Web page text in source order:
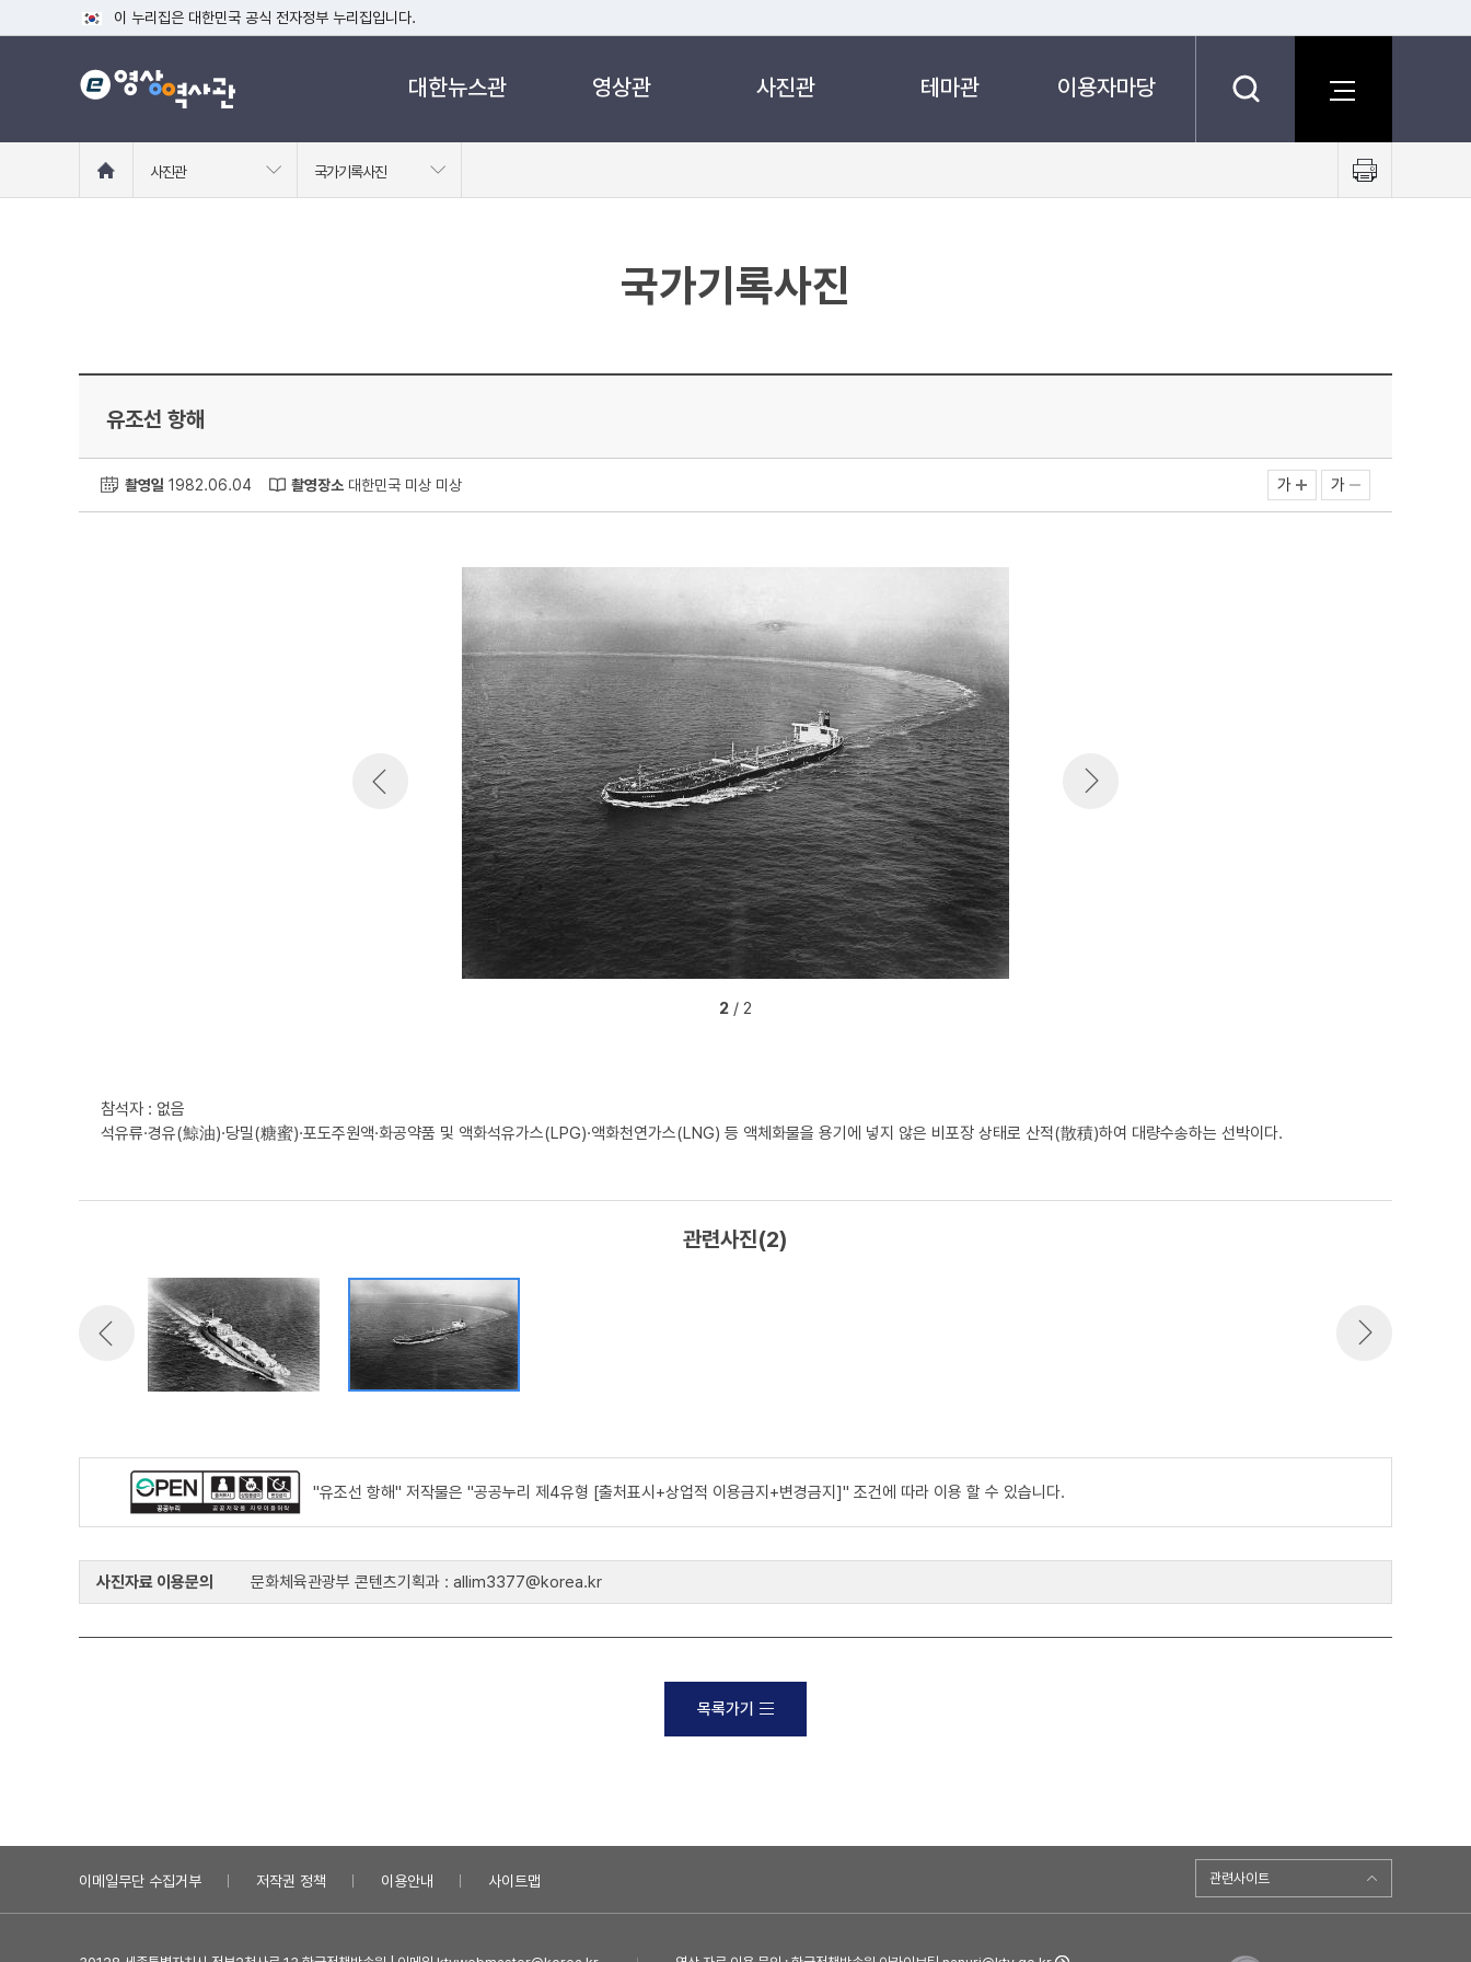
이 누리집은 대한민국 공식 전자정부 누리집입니다.
공식 누리집 주소 확인하기
go.kr 주소를 사용하는 누리집은 대한민국 정부기관이 관리하는 누리집입니다.
대한뉴스관 영상관 사진관 테마관 이용자마당
로
사진관 국가기록사진
트
국가기록사진
유조선 항해
촬영일 1982.06.04 촬영장소 대한민국 미상 미상 가 가
2 / 2
참석자 : 없음
석유류·경유(鯨油)·당밀(糖蜜)·포도주원액·화공약품 및 액화석유가스(LPG)·액화천연가스(LNG) 등 액체화물을 용기에 넣지 않은 비포장 상태로 산적(散積)하여 대량수송하는 선박이다.
관련사진(2)
"유조선 항해" 저작물은 "공공누리 제4유형 [출처표시+상업적 이용금지+변경금지]" 조건에 따라 이용 할 수 있습니다.
사진자료 이용문의 문화체육관광부 콘텐츠기획과 : allim3377@korea.kr
목록가기
이메일무단 수집거부 저작권 정책 이용안내 사이트맵 관련사이트